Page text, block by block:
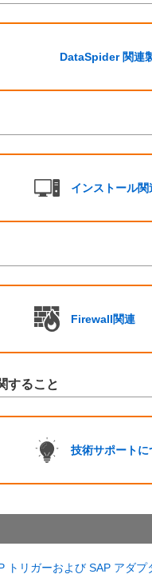
DataSpider 関連
インストール関
Firewall関連
すること
技術サポートに
トリガーおよび SAP アダ